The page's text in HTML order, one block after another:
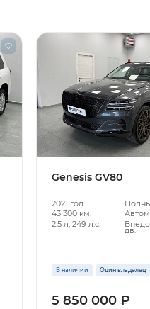
Genesis GV80
2021 год
43 300 км.
2.5 л, 249 л.с.
дв.
В наличии Один владелец
5 850 000 ₽